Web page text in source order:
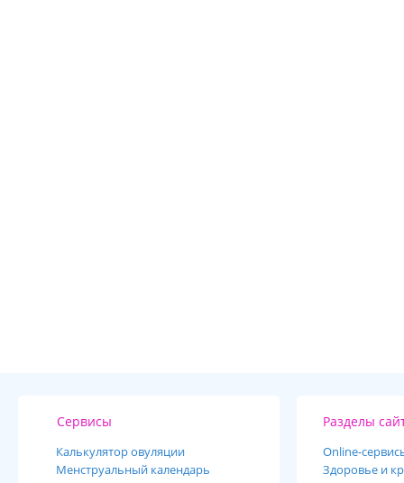
Сервисы
Калькулятор овуляции
Менструальный календарь
Разделы
Online-
Здоровье и